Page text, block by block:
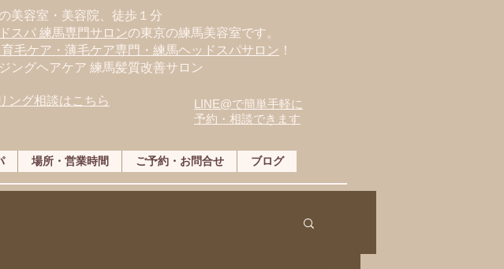
美容室・美容院、徒歩１分
スパ 練馬専門サロンの東京の練馬美容室です。
毛ケア・薄毛ケア専門・練馬ヘッドスパサロン ！
ングヘアケア 練馬髪質改善サロン
ング相談はこちら
LINE@で簡単手軽に
予約・相談できます
場所・営業時間 ご予約・お問合せ ブログ